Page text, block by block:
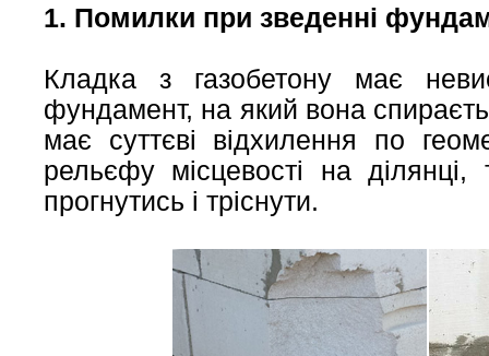
1. Помилки при зведенні
Кладка з газобетону має
фундамент, на який вона
має суттєві відхилення по
рельєфу місцевості на
прогнутись і тріснути.